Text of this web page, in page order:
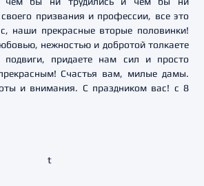
призвания и профессии, все это
наши прекрасные вторые половинки!
нежностью и добротой толкаете
придаете нам сил и просто
Счастья вам, милые дамы.
и внимания. С праздником вас! с 8
t